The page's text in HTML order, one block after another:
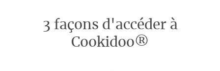
3 façons d'accéder à
Cookidoo®